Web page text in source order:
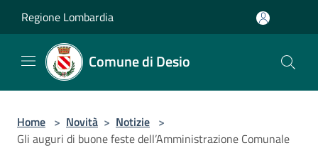
Regione Lombardia
Comune di Desio
Home > Novità > Notizie >
Gli auguri di buone feste dell’Amministrazione Comunale